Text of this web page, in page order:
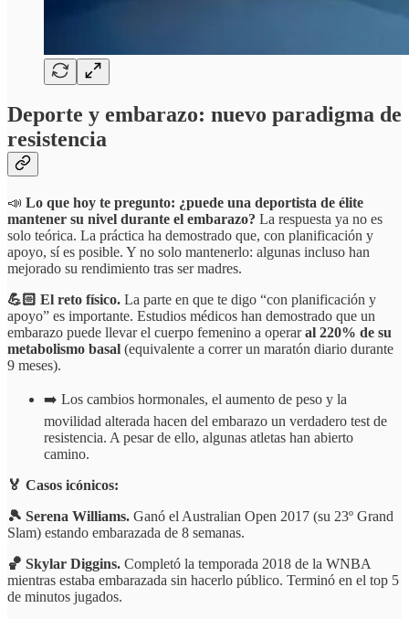
Deporte y embarazo: nuevo paradigma de
resistencia
📣 Lo que hoy te pregunto: ¿puede una deportista de élite
mantener su nivel durante el embarazo? La respuesta ya no es
solo teórica. La práctica ha demostrado que, con planificación y
apoyo, sí es posible. Y no solo mantenerlo: algunas incluso han
mejorado su rendimiento tras ser madres.
💪🏻 El reto físico. La parte en que te digo “con planificación y
apoyo” es importante. Estudios médicos han demostrado que un
embarazo puede llevar el cuerpo femenino a operaral 220% de su
metabolismo basal (equivalente a correr un maratón diario durante
9 meses).
➡️ Los cambios hormonales, el aumento de peso y la
movilidad alterada hacen del embarazo un verdadero test de
resistencia. A pesar de ello, algunas atletas han abierto
camino.
🏅 Casos icónicos:
🎾 Serena Williams. Ganó el Australian Open 2017 (su 23º Grand
Slam) estando embarazada de 8 semanas.
🏀 Skylar Diggins. Completó la temporada 2018 de la WNBA
mientras estaba embarazada sin hacerlo público. Terminó en el top 5
de minutos jugados.